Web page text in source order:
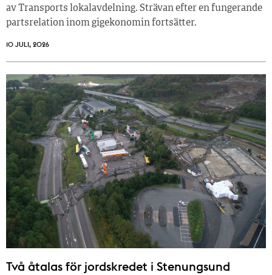
av Transports lokalavdelning. Strävan efter en fungerande
partsrelation inom gigekonomin fortsätter.
10 JULI, 2026
Två åtalas för jordskredet i Stenungsund